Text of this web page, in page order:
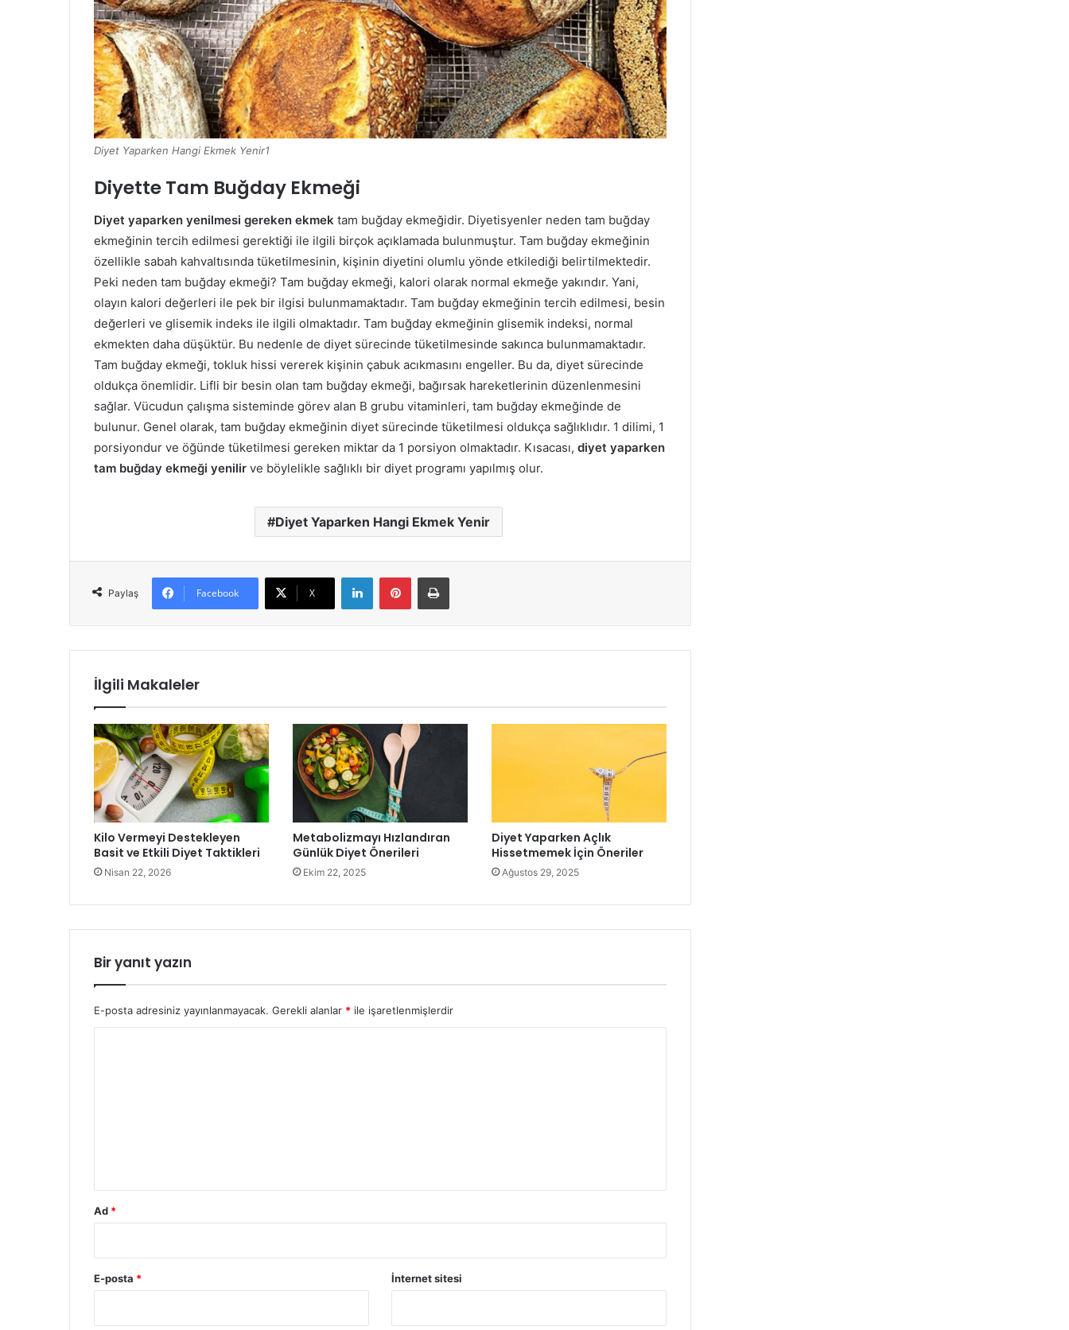
Diyet Yaparken Hangi Ekmek Yenir1
Diyette Tam Buğday Ekmeği
Diyet yaparken yenilmesi gereken ekmek tam buğday ekmeğidir. Diyetisyenler neden tam buğday
ekmeğinin tercih edilmesi gerektiği ile ilgili birçok açıklamada bulunmuştur. Tam buğday ekmeğinin
özellikle sabah kahvaltısında tüketilmesinin, kişinin diyetini olumlu yönde etkilediği belirtilmektedir.
Peki neden tam buğday ekmeği? Tam buğday ekmeği, kalori olarak normal ekmeğe yakındır. Yani,
olayın kalori değerleri ile pek bir ilgisi bulunmamaktadır. Tam buğday ekmeğinin tercih edilmesi, besin
değerleri ve glisemik indeks ile ilgili olmaktadır. Tam buğday ekmeğinin glisemik indeksi, normal
ekmekten daha düşüktür. Bu nedenle de diyet sürecinde tüketilmesinde sakınca bulunmamaktadır.
Tam buğday ekmeği, tokluk hissi vererek kişinin çabuk acıkmasını engeller. Bu da, diyet sürecinde
oldukça önemlidir. Lifli bir besin olan tam buğday ekmeği, bağırsak hareketlerinin düzenlenmesini
sağlar. Vücudun çalışma sisteminde görev alan B grubu vitaminleri, tam buğday ekmeğinde de
bulunur. Genel olarak, tam buğday ekmeğinin diyet sürecinde tüketilmesi oldukça sağlıklıdır. 1 dilimi, 1
porsiyondur ve öğünde tüketilmesi gereken miktar da 1 porsiyon olmaktadır. Kısacası, diyet yaparken
tam buğday ekmeği yenilir ve böylelikle sağlıklı bir diyet programı yapılmış olur.
Diyet Yaparken Hangi Ekmek Yenir
Paylaş Facebook X
LinkedInPinterestYazdır
İlgili Makaleler
Kilo Vermeyi Destekleyen
Basit ve Etkili Diyet Taktikleri
Nisan 22, 2026
Metabolizmayı Hızlandıran
Günlük Diyet Önerileri
Ekim 22, 2025
Diyet Yaparken Açlık
Hissetmemek İçin Öneriler
Ağustos 29, 2025
Bir yanıt yazın
E-posta adresiniz yayınlanmayacak. Gerekli alanlar * ile işaretlenmişlerdir
Ad *
E-posta * İnternet sitesi